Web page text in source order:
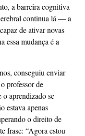
a barreira cognitiva
continua lá — a
de ativar novas
essa mudança é a
conseguiu enviar
professor de
aprendizado se
estava apenas
o direito de
frase: “Agora estou